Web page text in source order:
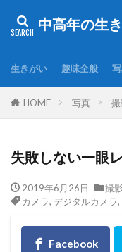
中高年の生
生きがい 趣味全般
HOME 写真
失敗しない一眼
2019年6月26日
撮
カメラ, デジタルカメラ,